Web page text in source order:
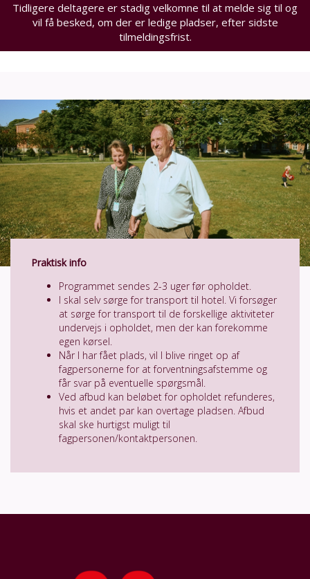
Tidligere deltagere er stadig velkomne til at melde sig til og
vil få besked, om der er ledige pladser, efter sidste
tilmeldingsfrist.
Praktisk info
Programmet sendes 2-3 uger før opholdet.
I skal selv sørge for transport til hotel. Vi forsøger
at sørge for transport til de forskellige aktiviteter
undervejs i opholdet, men der kan forekomme
egen kørsel.
Når I har fået plads, vil I blive ringet op af
fagpersonerne for at forventningsafstemme og
får svar på eventuelle spørgsmål.
Ved afbud kan beløbet for opholdet refunderes,
hvis et andet par kan overtage pladsen. Afbud
skal ske hurtigst muligt til
fagpersonen/kontaktpersonen.